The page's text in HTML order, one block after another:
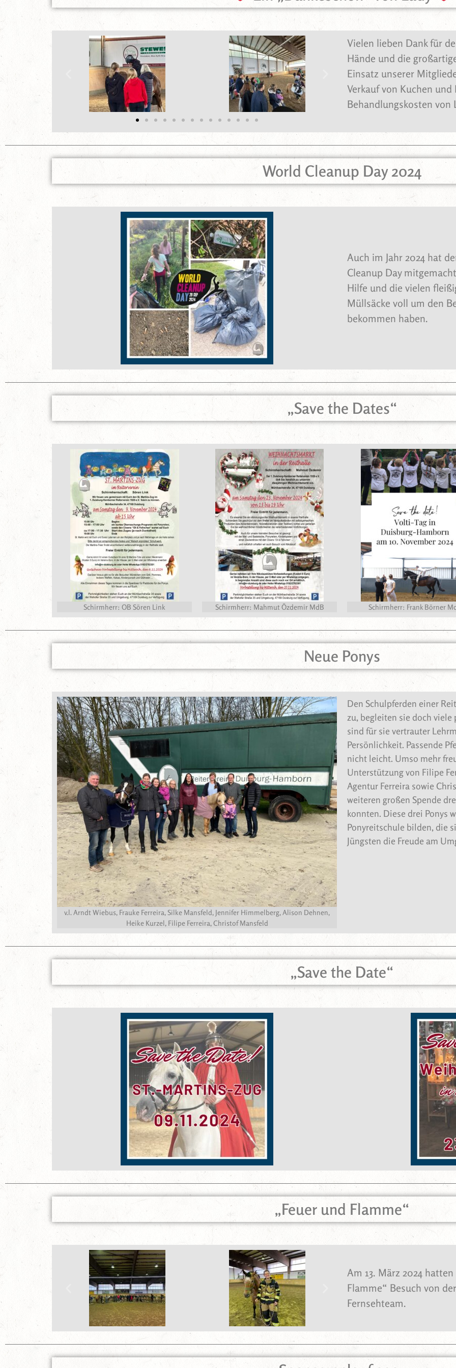
Vielen lieben Dank für
Hände und die
Einsatz unserer
Verkauf von Kuchen
Behandlungskosten von
World Cleanup Day 2024
Auch im Jahr 2024 hat
Cleanup Day
Hilfe und die vielen
Müllsäcke voll um den
bekommen haben.
„Save the Dates“
Schirmherr: OB Sören Link Schirmherr: Mahmut Özdemir MdB Schirmherr: Frank Börner
Neue Ponys
v.l. Arndt Wiebus, Frauke Ferreira, Silke Mansfeld, Jennifer Himmelberg, Alison Dehnen,
Heike Kurzel, Filipe Ferreira, Christof Mansfeld
Den Schulpferden einer
zu, begleiten sie doch viele
sind für sie vertrauter
Persönlichkeit. Passende
nicht leicht. Umso mehr
Unterstützung von Filipe
Agentur Ferreira sowie
weiteren großen Spende
konnten. Diese drei Ponys
Ponyreitschule bilden, die
Jüngsten die Freude am
„Save the Date“
„Feuer und Flamme“
Am 13. März 2024
Flamme“ Besuch von
Fernsehteam.